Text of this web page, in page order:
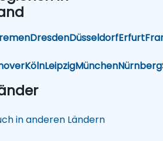
DresdenDüsseldorfErfurt
KölnLeipzigMünchenNürnberg
in anderen Ländern